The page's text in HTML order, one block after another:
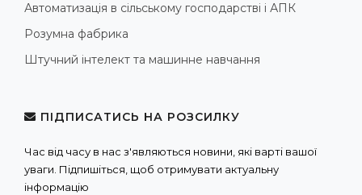
Автоматизація в сільському господарстві і АПК
Розумна фабрика
Штучний інтелект та машинне навчання
ПІДПИСАТИСЬ НА РОЗСИЛКУ
Час від часу в нас з'являються новини, які варті вашої
уваги. Підпишіться, щоб отримувати актуальну
інформацію